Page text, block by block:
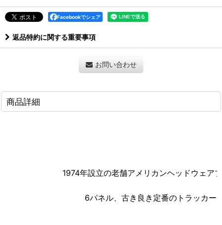
Facebookでシェア
返品特約に関する重要事項
お問い合わせ
商品詳細
1974年設立の老舗アメリカンヘッドウェア
6パネル、古き良き定番のトラッカー